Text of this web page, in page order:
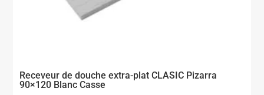
Receveur de douche extra-plat CLASIC Pizarra
90×120 Blanc Casse